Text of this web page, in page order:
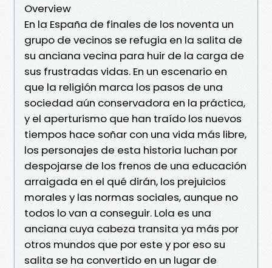
Overview
En la España de finales de los noventa un
grupo de vecinos se refugia en la salita de
su anciana vecina para huir de la carga de
sus frustradas vidas. En un escenario en
que la religión marca los pasos de una
sociedad aún conservadora en la práctica,
y el aperturismo que han traído los nuevos
tiempos hace soñar con una vida más libre,
los personajes de esta historia luchan por
despojarse de los frenos de una educación
arraigada en el qué dirán, los prejuicios
morales y las normas sociales, aunque no
todos lo van a conseguir. Lola es una
anciana cuya cabeza transita ya más por
otros mundos que por este y por eso su
salita se ha convertido en un lugar de